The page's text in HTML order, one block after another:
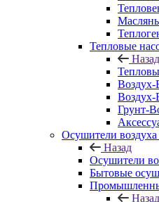
Тепловые
Назад
Воздух-
Воздух-
Грунт-
Осушители воздуха
Назад
Осушители
Бытовые
Назад